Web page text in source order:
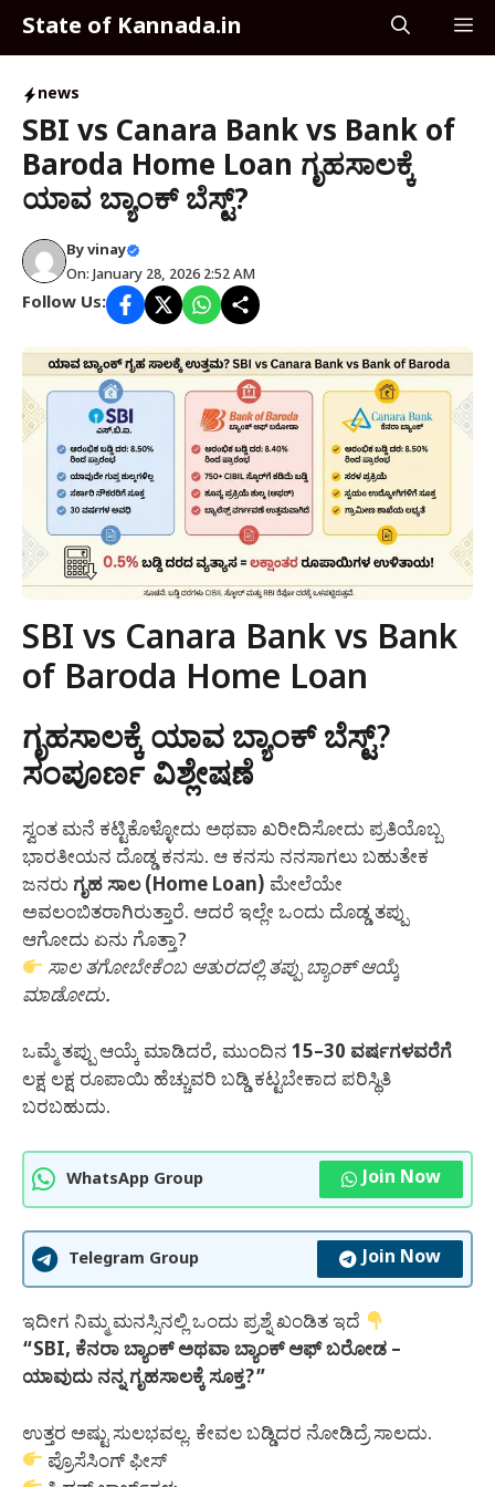
Skip
State of Kannada.in
news
SBI vs Canara Bank vs Bank of
Baroda Home Loan ಗೃಹಸಾಲಕ್ಕೆ
ಯಾವ ಬ್ಯಾಂಕ್ ಬೆಸ್ಟ್?
Byvinay
On: January 28, 2026 2:52 AM
Follow Us:
SBI vs Canara Bank vs Bank
of Baroda Home Loan
ಗೃಹಸಾಲಕ್ಕೆ ಯಾವ ಬ್ಯಾಂಕ್ ಬೆಸ್ಟ್?
ಸಂಪೂರ್ಣ ವಿಶ್ಲೇಷಣೆ
ಸ್ವಂತ ಮನೆ ಕಟ್ಟಿಕೊಳ್ಳೋದು ಅಥವಾ ಖರೀದಿಸೋದು ಪ್ರತಿಯೊಬ್ಬ
ಭಾರತೀಯನ ದೊಡ್ಡ ಕನಸು. ಆ ಕನಸು ನನಸಾಗಲು ಬಹುತೇಕ
ಜನರು ಗೃಹ ಸಾಲ (Home Loan) ಮೇಲೆಯೇ
ಅವಲಂಬಿತರಾಗಿರುತ್ತಾರೆ. ಆದರೆ ಇಲ್ಲೇ ಒಂದು ದೊಡ್ಡ ತಪ್ಪು
ಆಗೋದು ಏನು ಗೊತ್ತಾ?
ಸಾಲ ತಗೋಬೇಕೆಂಬ ಆತುರದಲ್ಲಿ ತಪ್ಪು ಬ್ಯಾಂಕ್ ಆಯ್ಕೆ
ಮಾಡೋದು.
ಒಮ್ಮೆ ತಪ್ಪು ಆಯ್ಕೆ ಮಾಡಿದರೆ, ಮುಂದಿನ 15–30 ವರ್ಷಗಳವರೆಗೆ
ಲಕ್ಷ ಲಕ್ಷ ರೂಪಾಯಿ ಹೆಚ್ಚುವರಿ ಬಡ್ಡಿ ಕಟ್ಟಬೇಕಾದ ಪರಿಸ್ಥಿತಿ
ಬರಬಹುದು.
WhatsApp Group Join Now
Telegram Group Join Now
ಇದೀಗ ನಿಮ್ಮ ಮನಸ್ಸಿನಲ್ಲಿ ಒಂದು ಪ್ರಶ್ನೆ ಖಂಡಿತ ಇದೆ
“SBI, ಕೆನರಾ ಬ್ಯಾಂಕ್ ಅಥವಾ ಬ್ಯಾಂಕ್ ಆಫ್ ಬರೋಡ –
ಯಾವುದು ನನ್ನ ಗೃಹಸಾಲಕ್ಕೆ ಸೂಕ್ತ?”
ಉತ್ತರ ಅಷ್ಟು ಸುಲಭವಲ್ಲ. ಕೇವಲ ಬಡ್ಡಿದರ ನೋಡಿದ್ರೆ ಸಾಲದು.
ಪ್ರೊಸೆಸಿಂಗ್ ಫೀಸ್